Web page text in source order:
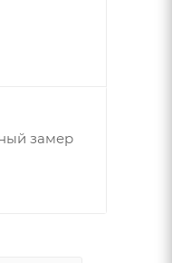
замер